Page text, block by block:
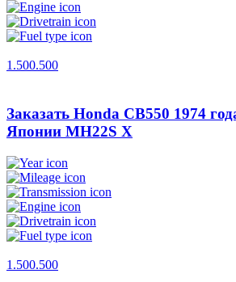
1.500.500
Заказать Honda CB550 1974
Японии MH22S X
1.500.500